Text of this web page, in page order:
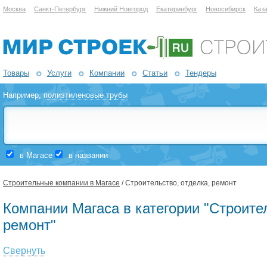
Москва Санкт-Петербург Нижний Новгород Екатеринбург Новосибирск
Товары Услуги Компании Статьи Тендеры
Например,полиэтиленовые трубы
в Магасе в названии
Строительные компании в Магасе / Строительство, отделка, ремонт
Компании Магаса в категории
ремонт"
Свернуть